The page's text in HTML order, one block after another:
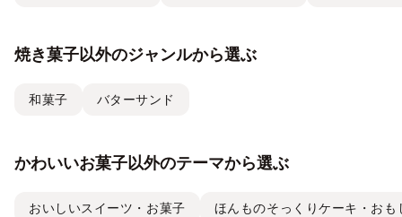
焼き菓子以外のジャンルから選ぶ
和菓子 バターサンド
かわいいお菓子以外のテーマから選ぶ
おいしいスイーツ・お菓子 ほんものそっくりケーキ・おも